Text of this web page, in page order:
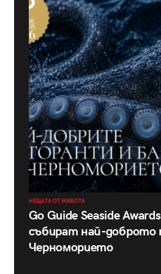
НЕЩАТА ОТ ЖИВОТА
Go Guide Seaside
събират най-доброто
Черноморието